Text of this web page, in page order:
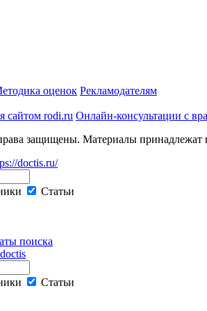
оценок Рекламодателям
сайтом rodi.ru Онлайн-консультации с
защищены. Материалы принадлежат
doctis.ru/
Статьи
поиска
Статьи